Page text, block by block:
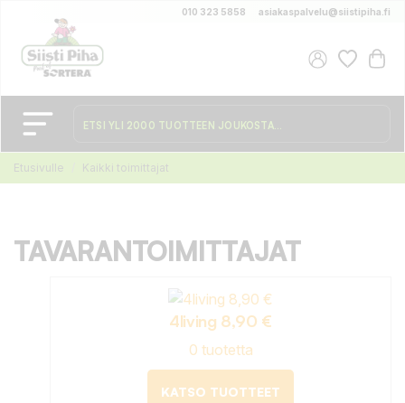
010 323 5858 asiakaspalvelu@siistipiha.fi
Etusivulle Kaikki toimittajat
TAVARANTOIMITTAJAT
4living 8,90 €
0 tuotetta
KATSO TUOTTEET